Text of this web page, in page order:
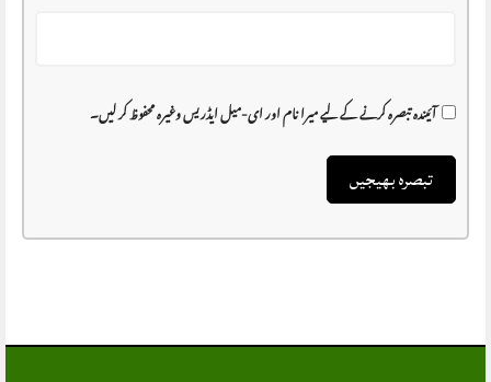
آئیندہ تبصرہ کرنے کے لیے میرا نام اور ای-میل ایڈریس وغیرہ محفوظ کر لیں۔